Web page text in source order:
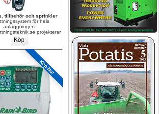
tillbehör och sprinkler
för hela
anläggningen
projekterar
Köp Nu!